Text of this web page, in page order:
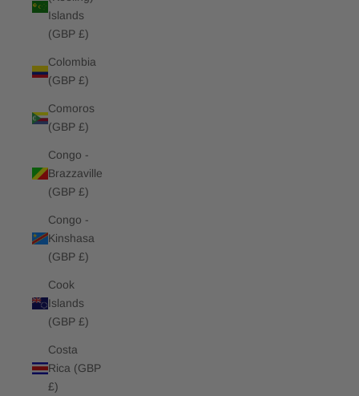
Islands
(GBP £)
Colombia
(GBP £)
Comoros
(GBP £)
Congo -
Brazzaville
(GBP £)
Congo -
Kinshasa
(GBP £)
Cook
Islands
(GBP £)
Costa
Rica (GBP
£)